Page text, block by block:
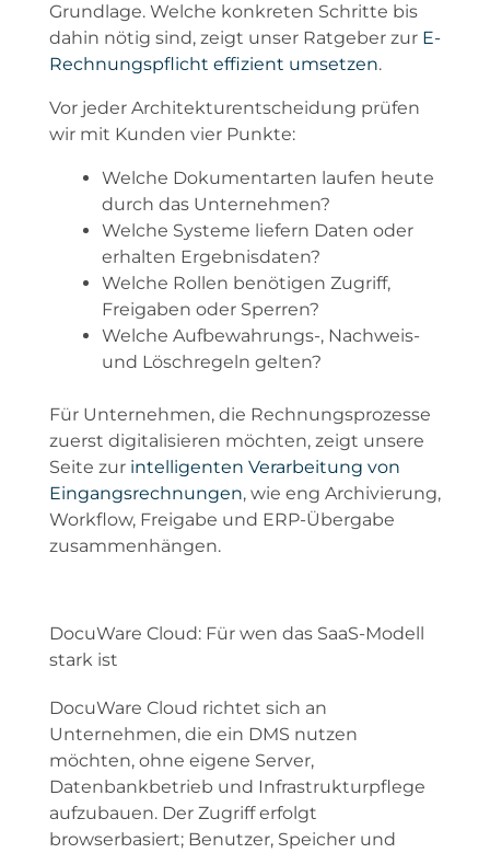
Grundlage. Welche konkreten Schritte bis
dahin nötig sind, zeigt unser Ratgeber zur E-
Rechnungspflicht effizient umsetzen.
Vor jeder Architekturentscheidung prüfen
wir mit Kunden vier Punkte:
Welche Dokumentarten laufen heute
durch das Unternehmen?
Welche Systeme liefern Daten oder
erhalten Ergebnisdaten?
Welche Rollen benötigen Zugriff,
Freigaben oder Sperren?
Welche Aufbewahrungs-, Nachweis-
und Löschregeln gelten?
Für Unternehmen, die Rechnungsprozesse
zuerst digitalisieren möchten, zeigt unsere
Seite zur intelligenten Verarbeitung von
Eingangsrechnungen, wie eng Archivierung,
Workflow, Freigabe und ERP-Übergabe
zusammenhängen.
DocuWare Cloud: Für wen das SaaS-Modell
stark ist
DocuWare Cloud richtet sich an
Unternehmen, die ein DMS nutzen
möchten, ohne eigene Server,
Datenbankbetrieb und Infrastrukturpflege
aufzubauen. Der Zugriff erfolgt
browserbasiert; Benutzer, Speicher und